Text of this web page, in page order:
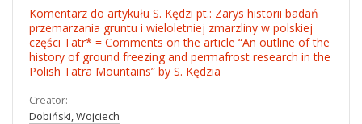
Komentarz do artykułu S. Kędzi pt.: Zarys historii badań
przemarzania gruntu i wieloletniej zmarzliny w polskiej
części Tatr* = Comments on the article “An outline of the
history of ground freezing and permafrost research in the
Polish Tatra Mountains” by S. Kędzia
Creator:
Dobiński, Wojciech